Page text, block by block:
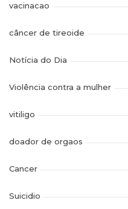
vacinacao
câncer de tireoide
Notícia do Dia
Violência contra a mulher
vitiligo
doador de orgaos
Cancer
Suicidio